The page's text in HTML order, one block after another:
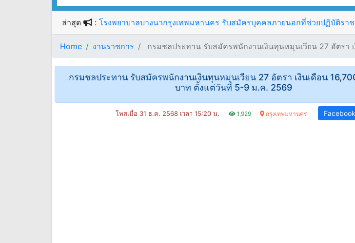
ล่าสุด : โรงพยาบาลบางนากรุงเทพมหานคร รับสมัครบุคคลภายนอกที่ช่วยปฏิบัติรา
Home งานราชการ กรมชลประทาน รับสมัครพนักงานเงินทุนหมุนเวียน 27 อัตรา เ
กรมชลประทาน รับสมัครพนักงานเงินทุนหมุนเวียน 27 อัตรา เงินเดือน
บาท ตั้งแต่วันที่ 5-9 ม.ค. 2569
โพสเมื่อ 31 ธ.ค. 2568 เวลา 15:20 น. 1,929 กรุงเทพมหานคร Facebook